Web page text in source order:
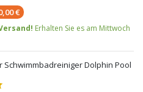
€
Erhalten Sie es am Mittwoch
Schwimmbadreiniger Dolphin Pool